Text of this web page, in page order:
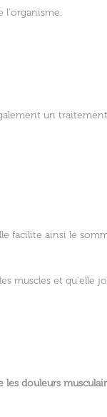
l'organisme.
un
facilite ainsi le
muscles et qu'elle
les douleurs